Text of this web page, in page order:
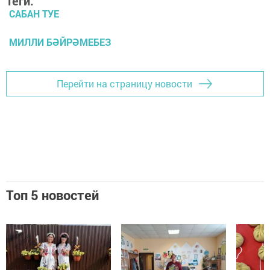
САБАН ТУЕ
МИЛЛИ БӘЙРӘМЕБЕЗ
Перейти на страницу новости
Топ 5 новостей